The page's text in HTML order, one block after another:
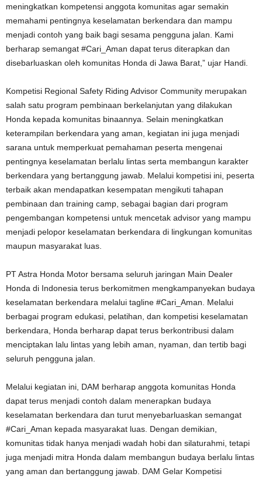
meningkatkan kompetensi anggota komunitas agar semakin
memahami pentingnya keselamatan berkendara dan mampu
menjadi contoh yang baik bagi sesama pengguna jalan. Kami
berharap semangat #Cari_Aman dapat terus diterapkan dan
disebarluaskan oleh komunitas Honda di Jawa Barat,” ujar Handi.
Kompetisi Regional Safety Riding Advisor Community merupakan
salah satu program pembinaan berkelanjutan yang dilakukan
Honda kepada komunitas binaannya. Selain meningkatkan
keterampilan berkendara yang aman, kegiatan ini juga menjadi
sarana untuk memperkuat pemahaman peserta mengenai
pentingnya keselamatan berlalu lintas serta membangun karakter
berkendara yang bertanggung jawab. Melalui kompetisi ini, peserta
terbaik akan mendapatkan kesempatan mengikuti tahapan
pembinaan dan training camp, sebagai bagian dari program
pengembangan kompetensi untuk mencetak advisor yang mampu
menjadi pelopor keselamatan berkendara di lingkungan komunitas
maupun masyarakat luas.
PT Astra Honda Motor bersama seluruh jaringan Main Dealer
Honda di Indonesia terus berkomitmen mengkampanyekan budaya
keselamatan berkendara melalui tagline #Cari_Aman. Melalui
berbagai program edukasi, pelatihan, dan kompetisi keselamatan
berkendara, Honda berharap dapat terus berkontribusi dalam
menciptakan lalu lintas yang lebih aman, nyaman, dan tertib bagi
seluruh pengguna jalan.
Melalui kegiatan ini, DAM berharap anggota komunitas Honda
dapat terus menjadi contoh dalam menerapkan budaya
keselamatan berkendara dan turut menyebarluaskan semangat
#Cari_Aman kepada masyarakat luas. Dengan demikian,
komunitas tidak hanya menjadi wadah hobi dan silaturahmi, tetapi
juga menjadi mitra Honda dalam membangun budaya berlalu lintas
yang aman dan bertanggung jawab. DAM Gelar Kompetisi